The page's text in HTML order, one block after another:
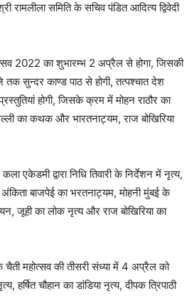
रामलीला समिति के सचिव पंडित आदित्य द्विवेदी
2022 का शुभारम्भ 2 अप्रैल से होगा, जिसकी
सुन्दर काण्ड पाठ से होगी, तत्पश्चात देश
होगी, जिसके क्रम में मोहन राठौर का
का कथक और भारतनाट्यम, राज बोखिरिया
एकेडमी द्वारा निधि तिवारी के निर्देशन में नृत्य,
बाजपेई का भरतनाट्यम, मोहनी मुंबई के
जूही का लोक नृत्य और राज बोखिरिया का
चैती महोत्सव की तीसरी संध्या में 4 अप्रैल को
हर्षित चौहान का डांडिया नृत्य, दीपक त्रिपाठी